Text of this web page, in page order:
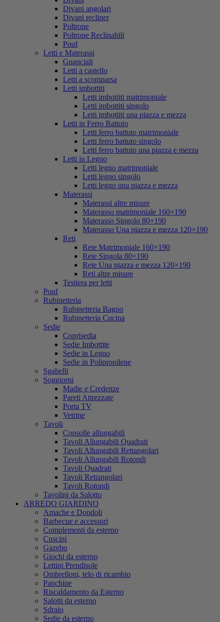
Divani angolari
Divani recliner
Poltrone
Poltrone Reclinabili
Pouf
Letti e Materassi
Guanciali
Letti a castello
Letti a scomparsa
Letti imbottiti
Letti imbottiti matrimoniale
Letti imbottiti singolo
Letti imbottiti una piazza e mezza
Letti in Ferro Battuto
Letti ferro battuto matrimoniale
Letti ferro battuto singolo
Letti ferro battuto una piazza e mezza
Letti in Legno
Letti legno matrimoniale
Letti legno singolo
Letti legno una piazza e mezza
Materassi
Materassi altre misure
Materasso matrimoniale 160×190
Materasso Singolo 80×190
Materasso Una piazza e mezza 120×190
Reti
Rete Matrimoniale 160×190
Rete Singola 80×190
Rete Una piazza e mezza 120×190
Reti altre misure
Testiera per letti
Pouf
Rubinetteria
Rubinetteria Bagno
Rubinetteria Cucina
Sedie
Coprisedia
Sedie Imbottite
Sedie in Legno
Sedie in Polipropilene
Sgabelli
Soggiorni
Madie e Credenze
Pareti Attrezzate
Porta TV
Vetrine
Tavoli
Consolle allungabili
Tavoli Allungabili Quadrati
Tavoli Allungabili Rettangolari
Tavoli Allungabili Rotondi
Tavoli Quadrati
Tavoli Rettangolari
Tavoli Rotondi
Tavolini da Salotto
ARREDO GIARDINO
Amache e Dondoli
Barbecue e accessori
Complementi da esterno
Cuscini
Gazebo
Giochi da esterno
Lettini Prendisole
Ombrelloni, telo di ricambio
Panchine
Riscaldamento da Esterno
Salotti da esterno
Sdraio
Sedie da esterno